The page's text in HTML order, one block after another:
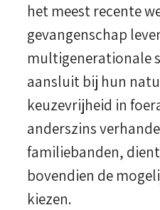
het meest recente
gevangenschap
multigenerationale
aansluit bij hun
keuzevrijheid in
anderszins
familiebanden,
bovendien de
kiezen.